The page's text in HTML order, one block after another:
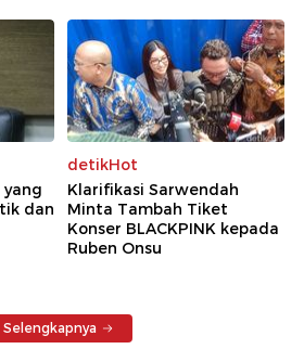
yang
dan
detikHot
Klarifikasi Sarwendah
Minta Tambah Tiket
Konser BLACKPINK kepada
Ruben Onsu
Selengkapnya